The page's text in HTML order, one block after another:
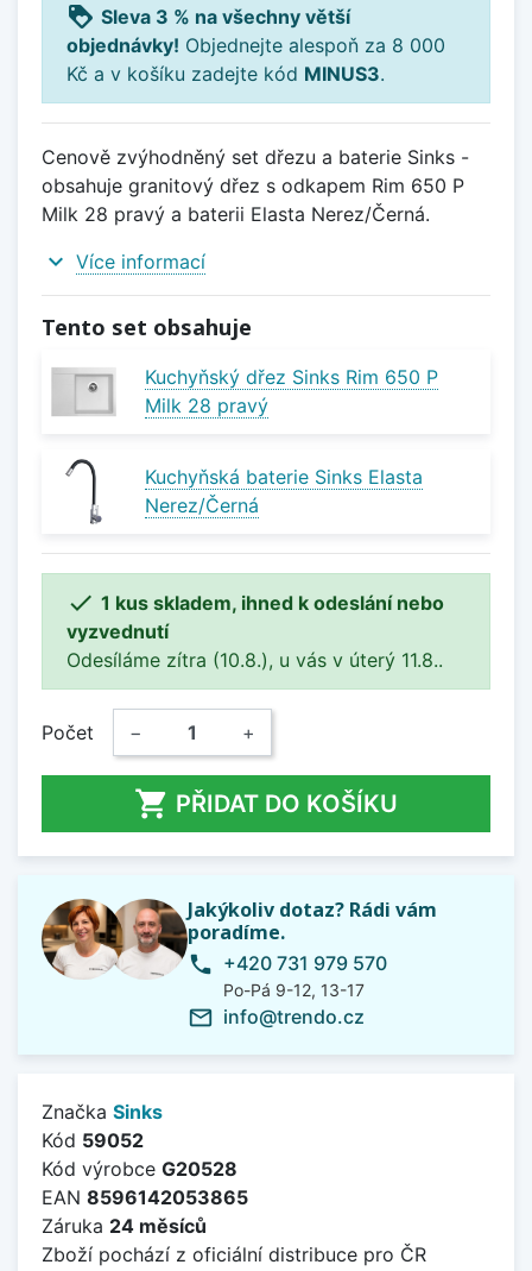
loyalty Sleva 3 % na všechny větší
objednávky! Objednejte alespoň za 8 000
Kč a v košíku zadejte kód MINUS3.
Cenově zvýhodněný set dřezu a baterie Sinks -
obsahuje granitový dřez s odkapem Rim 650 P
Milk 28 pravý a baterii Elasta Nerez/Černá.
expand_more Více informací
Tento set obsahuje
Kuchyňský dřez Sinks Rim 650 P
Milk 28 pravý
Kuchyňská baterie Sinks Elasta
Nerez/Černá
 1 kus skladem, ihned k odeslání nebo
vyzvednutí
Odesíláme zítra (10.8.), u vás v úterý 11.8..
Počet − +
 PŘIDAT DO KOŠÍKU
Jakýkoliv dotaz? Rádi vám
poradíme.
phone +420 731 979 570
Po-Pá 9-12, 13-17
mail_outline info@trendo.cz
Značka Sinks
Kód 59052
Kód výrobce G20528
EAN 8596142053865
Záruka 24 měsíců
Zboží pochází z oficiální distribuce pro ČR